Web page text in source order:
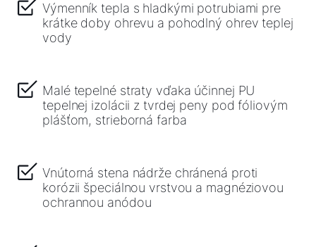
Výmenník tepla s hladkými potrubiami pre
krátke doby ohrevu a pohodlný ohrev teplej
vody
Malé tepelné straty vďaka účinnej PU
tepelnej izolácii z tvrdej peny pod fóliovým
plášťom, strieborná farba
Vnútorná stena nádrže chránená proti
korózii špeciálnou vrstvou a magnéziovou
ochrannou anódou
Dôležité odkazy
Kontakty
Servisný portál